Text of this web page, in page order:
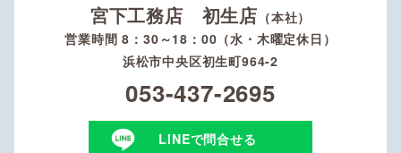
宮下工務店 初生店 （本社）
営業時間 8：30～18：00（水・木曜定休日）
浜松市中央区初生町964-2
053-437-2695
LINEで問合せる